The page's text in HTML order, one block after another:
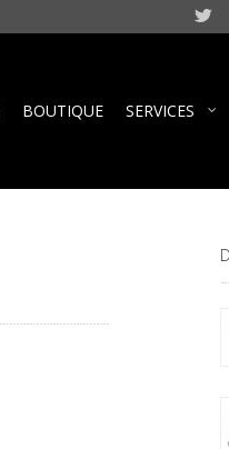
BOUTIQUE SERVICES